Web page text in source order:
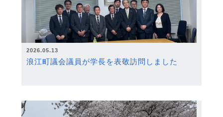
2026.05.13
浪江町議会議員が学長を表敬訪問しました